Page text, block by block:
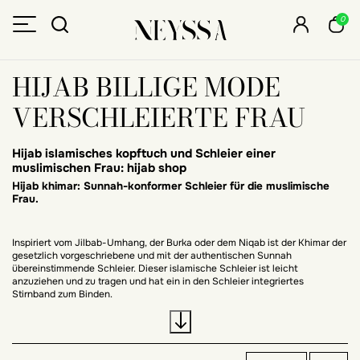
0
HIJAB BILLIGE MODE
VERSCHLEIERTE FRAU
Hijab islamisches kopftuch und Schleier einer
muslimischen Frau: hijab shop
Hijab khimar: Sunnah-konformer Schleier für die muslimische
Frau.
Inspiriert vom Jilbab-Umhang, der Burka oder dem Niqab ist der Khimar der
gesetzlich vorgeschriebene und mit der authentischen Sunnah
übereinstimmende Schleier. Dieser islamische Schleier ist leicht
anzuziehen und zu tragen und hat ein in den Schleier integriertes
Stirnband zum Binden.
Wird er zu einer Abaya hinzugefügt, ermöglicht er ein einfaches Anziehen